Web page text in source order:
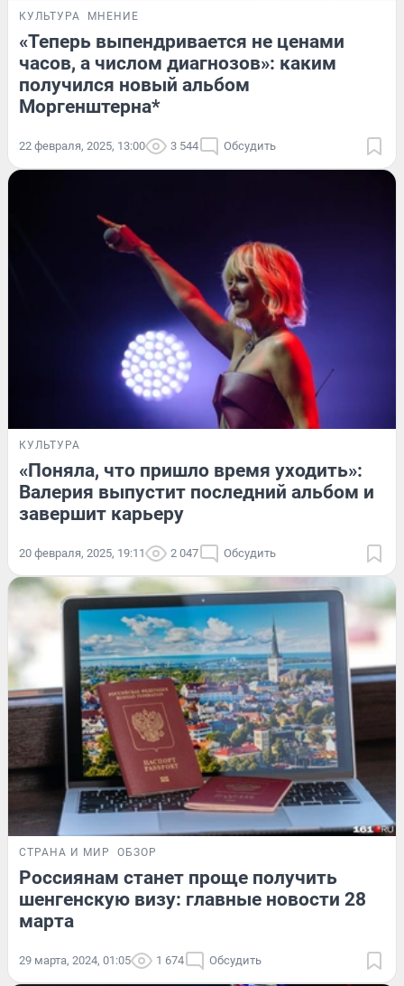
КУЛЬТУРА МНЕНИЕ
«Теперь выпендривается не ценами
часов, а числом диагнозов»: каким
получился новый альбом
Моргенштерна*
22 февраля, 2025, 13:00 3 544 Обсудить
КУЛЬТУРА
«Поняла, что пришло время уходить»:
Валерия выпустит последний альбом и
завершит карьеру
20 февраля, 2025, 19:11 2 047 Обсудить
СТРАНА И МИР ОБЗОР
Россиянам станет проще получить
шенгенскую визу: главные новости 28
марта
29 марта, 2024, 01:05 1 674 Обсудить